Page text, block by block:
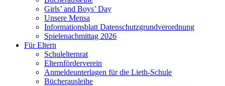
Girls’ and Boys’ Day
Unsere Mensa
Informationsblatt Datenschutzgrundverordnung
Spielenachmittag 2026
Für Eltern
Schulelternrat
Elternförderverein
Anmeldeunterlagen für die Lieth-Schule
Bücherausleihe